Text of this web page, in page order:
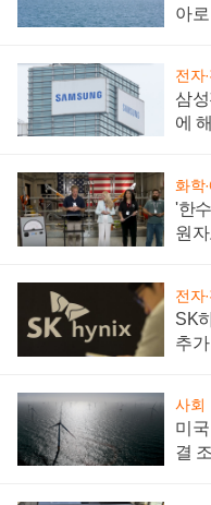
아
전자
삼
에
화학
'한
원
전자
SK
추
사회
미
결